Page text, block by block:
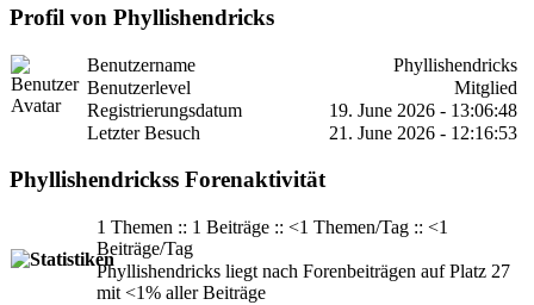
Profil von Phyllishendricks
Benutzername
Phyllishendricks
Benutzerlevel
Mitglied
Registrierungsdatum
19. June 2026 - 13:06:48
Letzter Besuch
21. June 2026 - 12:16:53
Phyllishendrickss Forenaktivität
1 Themen :: 1 Beiträge :: <1 Themen/Tag :: <1
Beiträge/Tag
Phyllishendricks liegt nach Forenbeiträgen auf Platz 27
mit <1% aller Beiträge